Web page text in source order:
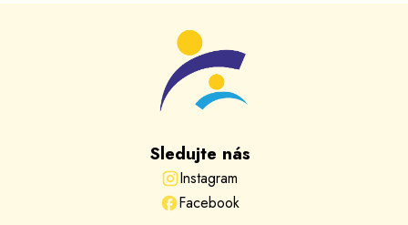
Sledujte nás
Instagram
Facebook